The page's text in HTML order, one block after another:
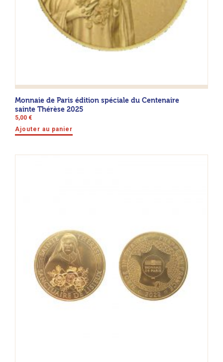
Monnaie de Paris édition spéciale du Centenaire
sainte Thérèse 2025
5,00 €
Ajouter au panier